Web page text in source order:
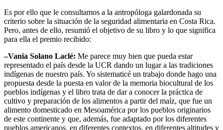
Es por ello que le consultamos a la antropóloga galardonada su
criterio sobre la situación de la seguridad alimentaria en Costa Rica.
Pero, antes de ello, resumió el objetivo de su libro y lo que significa
para ella el premio recibido:
–Vania Solano Laclé: Me parece muy bien que pueda estar
representado el país desde la UCR dando un lugar a las tradiciones
indígenas de nuestro país. Yo sistematicé un trabajo donde hago una
propuesta desde la puesta en valor de la memoria biocultural de los
pueblos indígenas y el libro trata de dar a conocer la práctica de
cultivo y preparación de los alimentos a partir del maíz, que fue un
alimento domesticado en Mesoamérica por los pueblos originarios
de este continente y que, además, fue adaptado por los diferentes
pueblos americanos, en diferentes contextos, en diferentes altitudes y